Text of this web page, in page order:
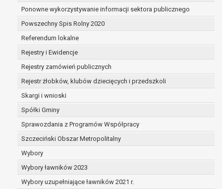
Ponowne wykorzystywanie informacji sektora publicznego
Powszechny Spis Rolny 2020
Referendum lokalne
Rejestry i Ewidencje
Rejestry zamówień publicznych
Rejestr żłobków, klubów dziecięcych i przedszkoli
Skargi i wnioski
Spółki Gminy
Sprawozdania z Programów Współpracy
Szczeciński Obszar Metropolitalny
Wybory
Wybory ławników 2023
Wybory uzupełniające ławników 2021 r.
osobowych (tzw. prawo do bycia
zapomnianym) na podstawie art. 17 RODO,
w przypadku gdy:
dane nie są już niezbędne do celów,
sposób przetwarzane,
osoba, której dane dotyczą, wniosła
sprzeciw wobec przetwarzania
osoba, której dane dotyczą wycofała
osobowych, która jest podstawą
przetwarzania danych i nie ma innej
podstawy prawnej przetwarzania
dane osobowe przetwarzane są
niezgodnie z prawem,